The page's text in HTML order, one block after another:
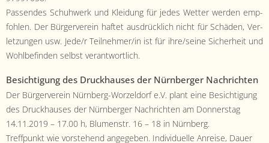
Passendes Schuh­w­erk und Klei­dung für jedes Wet­ter wer­den emp­
fohlen. Der Bürg­ervere­in haftet aus­drück­lich nicht für Schä­den, Ver­
let­zun­gen usw. Jede/r Teilnehmer/in ist für ihre/seine Sicher­heit und
Wohlbefind­en selb­st verantwortlich.
Besich­ti­gung des Druck­haus­es der Nürn­berg­er Nachricht­en
Der Bürg­ervere­in Nürn­berg-Worzel­dorf e.V. plant eine Besich­ti­gung
des Druck­haus­es der Nürn­berg­er Nachricht­en am Don­ner­stag
14.11.2019 – 17.00 h, Blu­men­str. 16 – 18 in Nürn­berg.
Tre­ff­punkt wie vorste­hend angegeben. Indi­vidu­elle Anreise, Dauer